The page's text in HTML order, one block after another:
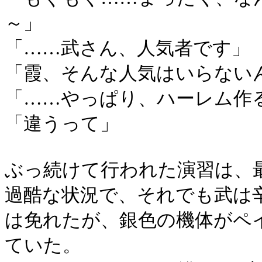
～」
「……武さん、人気者です」
「霞、そんな人気はいらな
「……やっぱり、ハーレム作
「違うって」
ぶっ続けて行われた演習は
過酷な状況で、それでも武は
は免れたが、銀色の機体が
ていた。